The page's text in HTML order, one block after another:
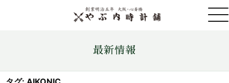
金・プラチナ・コイン売買
最新情報